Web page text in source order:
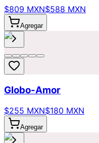
$809 MXN$588 MXN
Agregar
Globo-Amor
$255 MXN$180 MXN
Agregar